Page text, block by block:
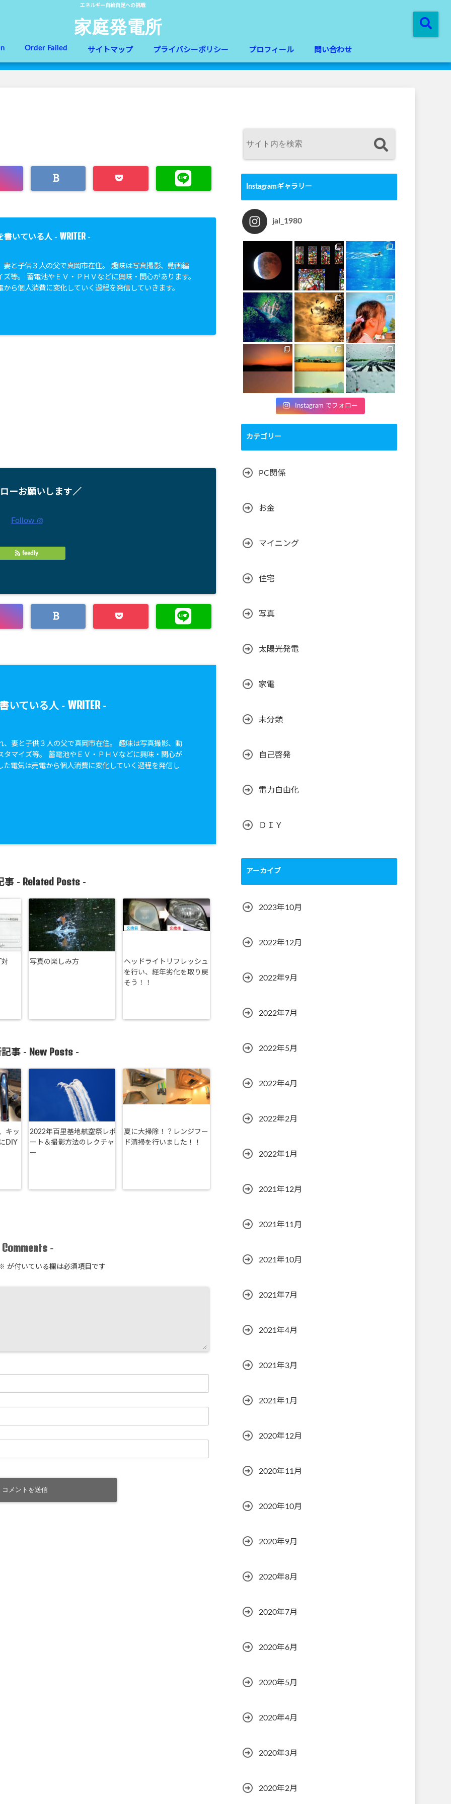
エネルギー自給自足への挑戦
家庭発電所
Order Failed サイトマップ プライバシーポリシー プロフィール 問い合わせ
書いている人 - WRITER -
妻と子供３人の父で真岡市在住。 趣味は写真撮影、動画編
ズ等。 蓄電池やＥＶ・ＰＨＶなどに興味・関心があります。
から個人消費に変化していく過程を発信していきます。
ーお願いします／
Follow @
feedly
いている人 - WRITER-
、妻と子供３人の父で真岡市在住。 趣味は写真撮影、動
タマイズ等。 蓄電池やＥＶ・ＰＨＶなどに興味・関心が
た電気は売電から個人消費に変化していく過程を発信し
事 - Related Posts-
対 写真の楽しみ方
ヘッドライトリフレッシュ
を行い、経年劣化を取り戻
そう！！
事 - New Posts -
キッ
DIY
2022年百里基地航空祭レポ
ート＆撮影方法のレクチャ
ー
夏に大掃除！？レンジフー
ド清掃を行いました！！
Comments -
が付いている欄は必須項目です
Instagramギャラリー
jal_1980
Instagram でフォロー
カテゴリー
PC関係
お金
マイニング
住宅
写真
太陽光発電
家電
未分類
自己啓発
電力自由化
ＤＩＹ
アーカイブ
2023年10月
2022年12月
2022年9月
2022年7月
2022年5月
2022年4月
2022年2月
2022年1月
2021年12月
2021年11月
2021年10月
2021年7月
2021年4月
2021年3月
2021年1月
2020年12月
2020年11月
2020年10月
2020年9月
2020年8月
2020年7月
2020年6月
2020年5月
2020年4月
2020年3月
2020年2月